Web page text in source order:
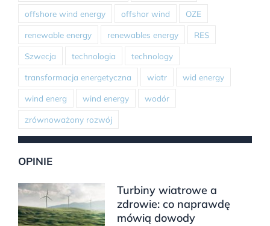
offshore wind energy offshor wind OZE
renewable energy renewables energy RES
Szwecja technologia technology
transformacja energetyczna wiatr wid energy
wind energ wind energy wodór
zrównoważony rozwój
OPINIE
Turbiny wiatrowe a
zdrowie: co naprawdę
mówią dowody